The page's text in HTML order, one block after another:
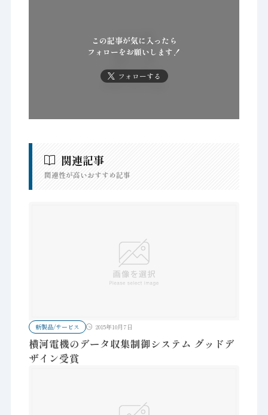
この記事が気に入ったら
フォローをお願いします！
フォローする
関連記事
関連性が高いおすすめ記事
新製品/サービス 2015年10月7日
横河電機のデータ収集制御システム グッドデ
ザイン受賞